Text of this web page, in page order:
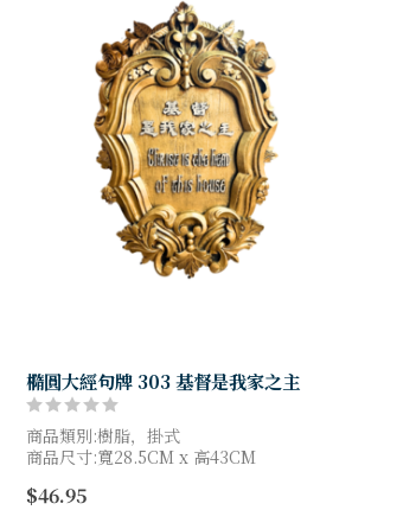
橢圓大經句牌 303 基督是我家之主
商品類別:樹脂，掛式
商品尺寸:寬28.5CM x 高43CM
$46.95